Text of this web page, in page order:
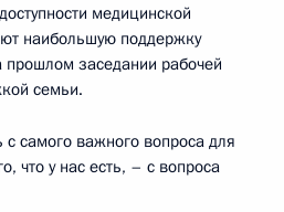
предложений
медицинской
наибольшую поддержку
заседании рабочей
семьи.
самого важного вопроса для
что у нас есть, – с вопроса